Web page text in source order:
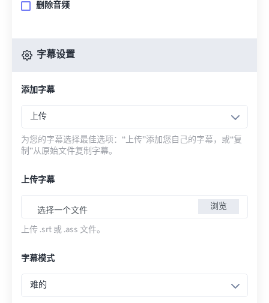
删除音频
字幕设置
添加字幕
上传
为您的字幕选择最佳选项：“上传”添加您自己的字幕，或“复
制”从原始文件复制字幕。
上传字幕
选择一个文件 浏览
上传 .srt 或 .ass 文件。
字幕模式
难的